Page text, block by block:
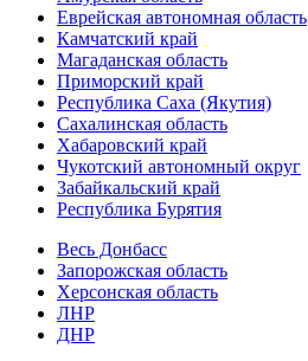
Еврейская автономная область
Камчатский край
Магаданская область
Приморский край
Республика Саха (Якутия)
Сахалинская область
Хабаровский край
Чукотский автономный округ
Забайкальский край
Республика Бурятия
Весь Донбасс
Запорожская область
Херсонская область
ЛНР
ДНР